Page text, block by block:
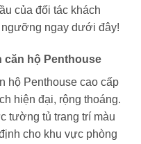
của đối tác khách
ngưỡng ngay dưới đây!
căn hộ Penthouse
hộ Penthouse cao cấp
hiện đại, rộng thoáng.
tường tủ trang trí màu
cho khu vực phòng